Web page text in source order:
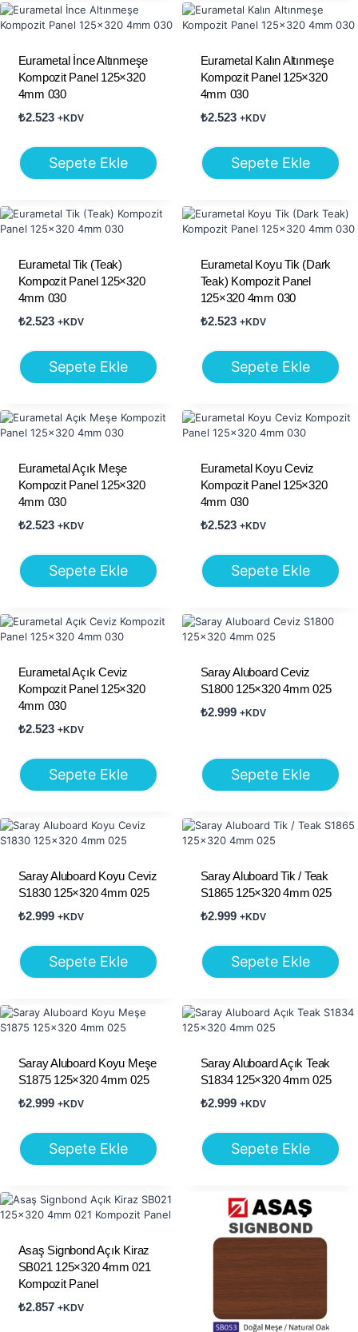
Eurametal İnce Altınmeşe
Kompozit Panel 125×320
4mm 030
₺2.523 +KDV
Sepete Ekle
Eurametal Kalın Altınmeşe
Kompozit Panel 125×320
4mm 030
₺2.523 +KDV
Sepete Ekle
Eurametal Tik (Teak)
Kompozit Panel 125×320
4mm 030
₺2.523 +KDV
Sepete Ekle
Eurametal Koyu Tik (Dark
Teak) Kompozit Panel
125×320 4mm 030
₺2.523 +KDV
Sepete Ekle
Eurametal Açık Meşe
Kompozit Panel 125×320
4mm 030
₺2.523 +KDV
Sepete Ekle
Eurametal Koyu Ceviz
Kompozit Panel 125×320
4mm 030
₺2.523 +KDV
Sepete Ekle
Eurametal Açık Ceviz
Kompozit Panel 125×320
4mm 030
₺2.523 +KDV
Sepete Ekle
Saray Aluboard Ceviz
S1800 125×320 4mm 025
₺2.999 +KDV
Sepete Ekle
Saray Aluboard Koyu Ceviz
S1830 125×320 4mm 025
₺2.999 +KDV
Sepete Ekle
Saray Aluboard Tik / Teak
S1865 125×320 4mm 025
₺2.999 +KDV
Sepete Ekle
Saray Aluboard Koyu Meşe
S1875 125×320 4mm 025
₺2.999 +KDV
Sepete Ekle
Saray Aluboard Açık Teak
S1834 125×320 4mm 025
₺2.999 +KDV
Sepete Ekle
Asaş Signbond Açık Kiraz
SB021 125×320 4mm 021
Kompozit Panel
₺2.857 +KDV